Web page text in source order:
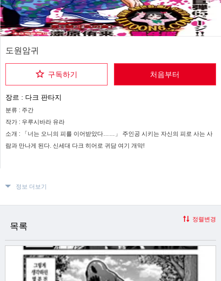
도원암귀
구독하기 처음부터
장르 : 다크 판타지
분류 : 주간
작가 : 우루시바라 유라
소개 :
「너는 오니의 피를 이어받았다……」 주인공 시키는 자신의 피로 사는 사
람과 만나게 된다. 신세대 다크 히어로 귀담 여기 개막!
정보 더보기
목록
정렬변경